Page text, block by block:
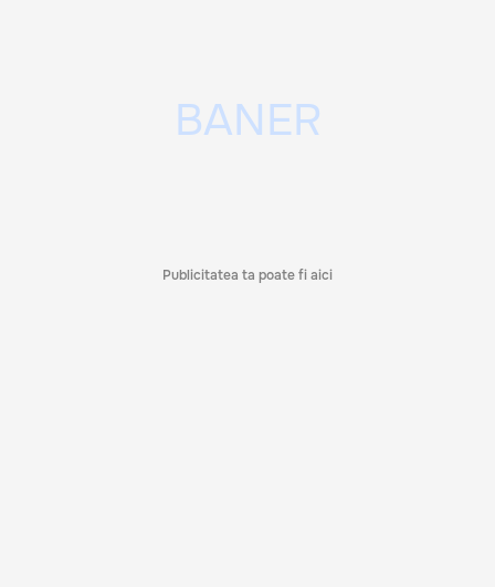
Publicitatea ta poate fi aici